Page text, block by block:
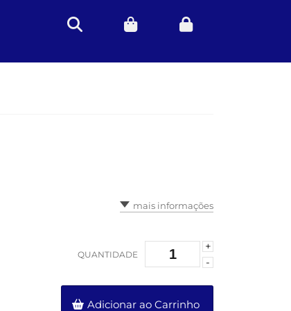
mais informações
QUANTIDADE
+
-
Adicionar ao Carrinho